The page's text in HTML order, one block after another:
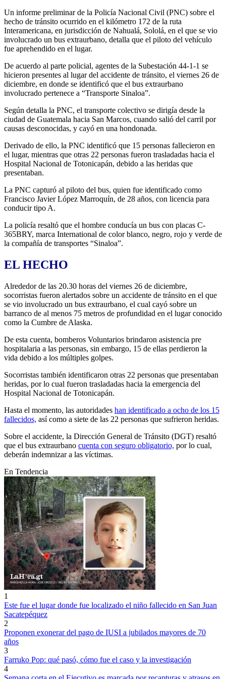
Un informe preliminar de la Policía Nacional Civil (PNC) sobre el
hecho de tránsito ocurrido en el kilómetro 172 de la ruta
Interamericana, en jurisdicción de Nahualá, Sololá, en el que se vio
involucrado un bus extraurbano, detalla que el piloto del vehículo
fue aprehendido en el lugar.
De acuerdo al parte policial, agentes de la Subestación 44-1-1 se
hicieron presentes al lugar del accidente de tránsito, el viernes 26 de
diciembre, en donde se identificó que el bus extraurbano
involucrado pertenece a “Transporte Sinaloa”.
Según detalla la PNC, el transporte colectivo se dirigía desde la
ciudad de Guatemala hacia San Marcos, cuando salió del carril por
causas desconocidas, y cayó en una hondonada.
Derivado de ello, la PNC identificó que 15 personas fallecieron en
el lugar, mientras que otras 22 personas fueron trasladadas hacia el
Hospital Nacional de Totonicapán, debido a las heridas que
presentaban.
La PNC capturó al piloto del bus, quien fue identificado como
Francisco Javier López Marroquín, de 28 años, con licencia para
conducir tipo A.
La policía resaltó que el hombre conducía un bus con placas C-
365BRY, marca International de color blanco, negro, rojo y verde de
la compañía de transportes “Sinaloa”.
EL HECHO
Alrededor de las 20.30 horas del viernes 26 de diciembre,
socorristas fueron alertados sobre un accidente de tránsito en el que
se vio involucrado un bus extraurbano, el cual cayó sobre un
barranco de al menos 75 metros de profundidad en el lugar conocido
como la Cumbre de Alaska.
De esta cuenta, bomberos Voluntarios brindaron asistencia pre
hospitalaria a las personas, sin embargo, 15 de ellas perdieron la
vida debido a los múltiples golpes.
Socorristas también identificaron otras 22 personas que presentaban
heridas, por lo cual fueron trasladadas hacia la emergencia del
Hospital Nacional de Totonicapán.
Hasta el momento, las autoridades han identificado a ocho de los 15
fallecidos, así como a siete de las 22 personas que sufrieron heridas.
Sobre el accidente, la Dirección General de Tránsito (DGT) resaltó
que el bus extraurbano cuenta con seguro obligatorio, por lo cual,
deberán indemnizar a las víctimas.
En Tendencia
1
Este fue el lugar donde fue localizado el niño fallecido en San Juan
Sacatepéquez
2
Proponen exonerar del pago de IUSI a jubilados mayores de 70
años
3
Farruko Pop: qué pasó, cómo fue el caso y la investigación
4